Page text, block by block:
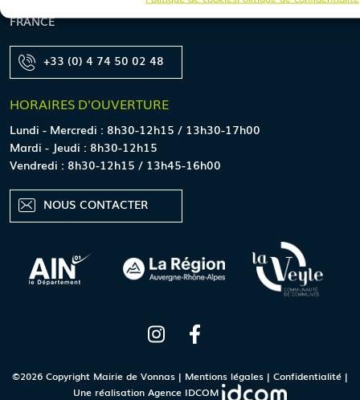
FRANCE
+33 (0) 4 74 50 02 48
HORAIRES D'OUVERTURE
Lundi - Mercredi : 8h30-12h15 / 13h30-17h00
Mardi - Jeudi : 8h30-12h15
Vendredi : 8h30-12h15 / 13h45-16h00
NOUS CONTACTER
©2026 Copyright Mairie de Vonnas | Mentions légales | Confidentialité |
Une réalisation Agence IDCOM